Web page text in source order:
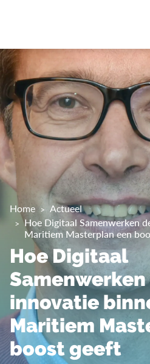
Home
Actueel
Hoe Digitaal Samenwerken
Maritiem Masterplan een
Hoe Digitaal
Samenwerken
innovatie
Maritiem
boost geeft